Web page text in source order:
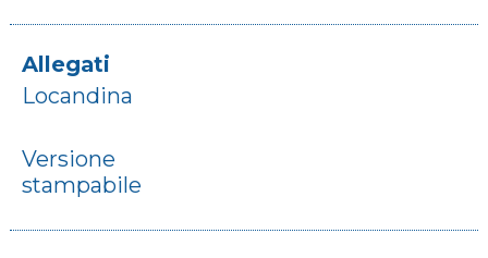
Allegati
Locandina
Versione
stampabile